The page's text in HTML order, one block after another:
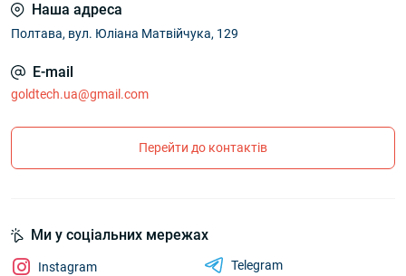
Наша адреса
Полтава, вул. Юліана Матвійчука, 129
E-mail
goldtech.ua@gmail.com
Перейти до контактів
Ми у соціальних мережах
Instagram
Telegram